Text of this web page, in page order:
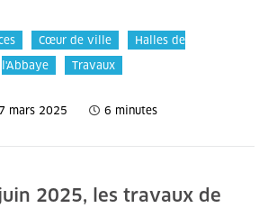
Cœur de ville
Halles de
l'Abbaye
Travaux
mars 2025 6 minutes
2025, les travaux de